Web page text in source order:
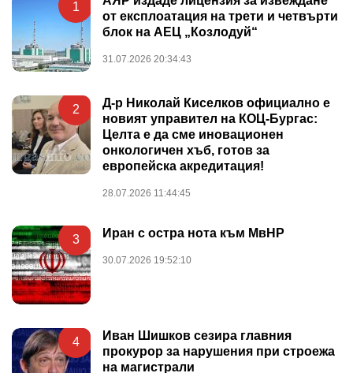
1
от експлоатация на трети и четвърти
блок на АЕЦ „Козлодуй“
31.07.2026 20:34:43
2
Д-р Николай Киселков официално е
новият управител на КОЦ-Бургас:
Целта е да сме иновационен
онкологичен хъб, готов за
европейска акредитация!
28.07.2026 11:44:45
3 Иран с остра нота към МвНР
30.07.2026 19:52:10
4
Иван Шишков сезира главния
прокурор за нарушения при строежа
на магистрали